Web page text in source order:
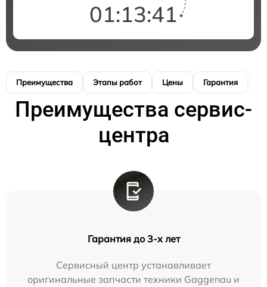
01:13:40
Преимущества Этапы работ Цены Гарантия
Преимущества сервис-
центра
Гарантия до 3-х лет
Сервисный центр устанавливает
оригинальные запчасти техники Gaggenau и